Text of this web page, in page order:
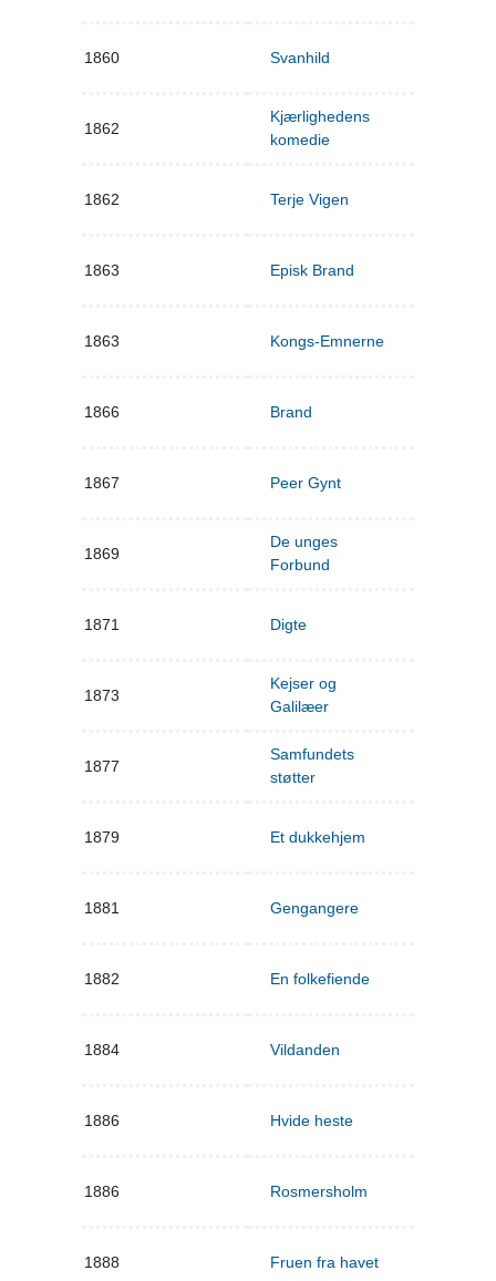
1860 Svanhild
1862
Kjærlighedens
komedie
1862 Terje Vigen
1863 Episk Brand
1863 Kongs-Emnerne
1866 Brand
1867 Peer Gynt
1869
De unges
Forbund
1871 Digte
1873
Kejser og
Galilæer
1877
Samfundets
støtter
1879 Et dukkehjem
1881 Gengangere
1882 En folkefiende
1884 Vildanden
1886 Hvide heste
1886 Rosmersholm
1888 Fruen fra havet